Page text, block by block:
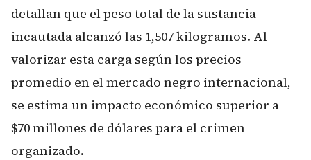
detallan que el peso total de la sustancia
incautada alcanzó las 1,507 kilogramos. Al
valorizar esta carga según los precios
promedio en el mercado negro internacional,
se estima un impacto económico superior a
$70 millones de dólares para el crimen
organizado.